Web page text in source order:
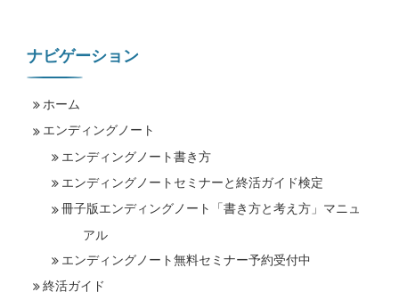
ナビゲーション
ホーム
エンディングノート
エンディングノート書き方
エンディングノートセミナーと終活ガイド検定
冊子版エンディングノート「書き方と考え方」マニュ
アル
エンディングノート無料セミナー予約受付中
終活ガイド